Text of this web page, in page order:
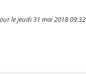
le jeudi 31 mai 2018 09:32